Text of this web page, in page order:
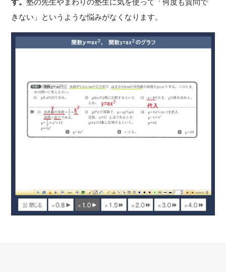
す。塾の先生やまわりの塾生に気を使って「何度も質問で
きない」というような悩みがなくなります。